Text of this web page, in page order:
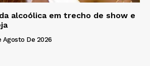
alcoólica em trecho de show e
Agosto De 2026